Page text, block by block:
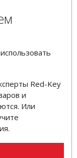
Red-Key
и
Или